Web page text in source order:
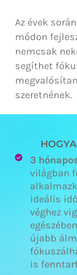
Az évek
módon
nemcsak
segíthet
szeretnének.
3
világban
ideális
véghez
újabb
is